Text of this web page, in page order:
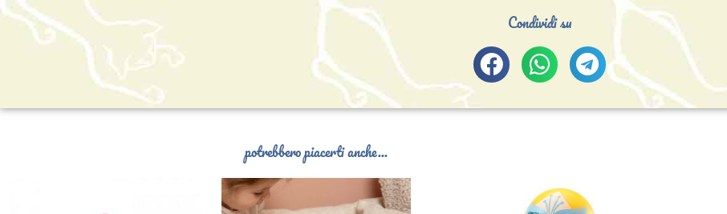
Condividi su
potrebbero piacerti anche...